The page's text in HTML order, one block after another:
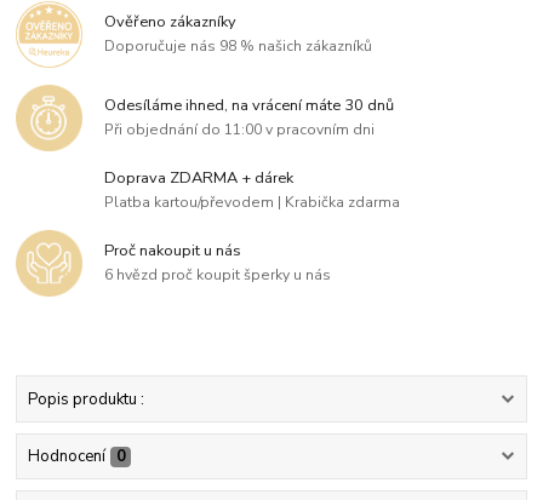
Ověřeno zákazníky
Doporučuje nás 98 % našich zákazníků
Odesíláme ihned, na vrácení máte 30 dnů
Při objednání do 11:00 v pracovním dni
Doprava ZDARMA + dárek
Platba kartou/převodem | Krabička zdarma
Proč nakoupit u nás
6 hvězd proč koupit šperky u nás
Popis produktu :
Hodnocení 0